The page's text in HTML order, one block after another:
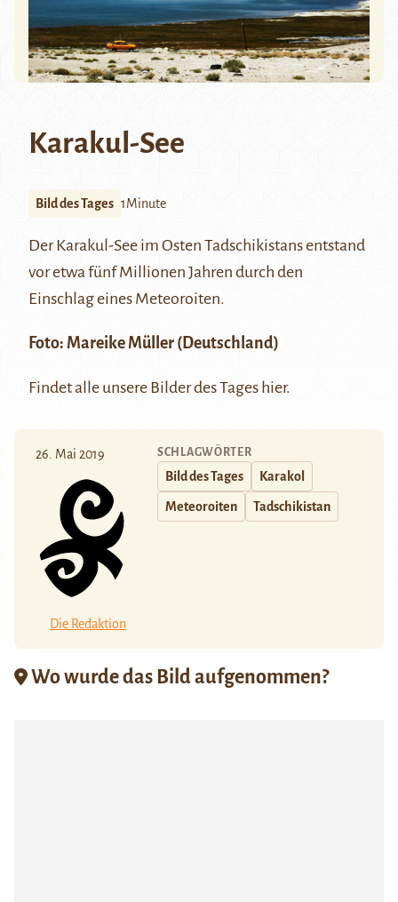
Karakul-See
Bild des Tages 1Minute
DerKarakul-See im Osten Tadschikistans entstand
vor etwa fünf Millionen Jahren durch den
Einschlag eines Meteoroiten.
Foto: Mareike Müller (Deutschland)
Findet alle unsere Bilder des Tages hier.
26. Mai 2019
Die Redaktion
SCHLAGWÖRTER
Bild des Tages Karakol
Meteoroiten Tadschikistan
Wo wurde das Bild aufgenommen?